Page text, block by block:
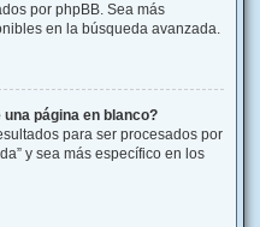
por phpBB. Sea más
en la búsqueda avanzada.
página en blanco?
para ser procesados por
y sea más específico en los